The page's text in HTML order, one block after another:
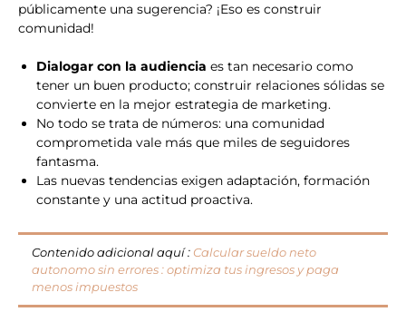
públicamente una sugerencia? ¡Eso es construir
comunidad!
Dialogar con la audiencia es tan necesario como
tener un buen producto; construir relaciones sólidas se
convierte en la mejor estrategia de marketing.
No todo se trata de números: una comunidad
comprometida vale más que miles de seguidores
fantasma.
Las nuevas tendencias exigen adaptación, formación
constante y una actitud proactiva.
Contenido adicional aquí : Calcular sueldo neto
autonomo sin errores : optimiza tus ingresos y paga
menos impuestos